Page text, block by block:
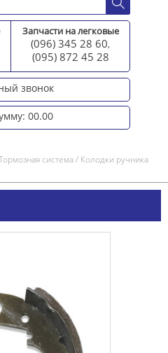
Запчасти на легковые
(096) 345 28 60,
(095) 872 45 28
звонок
00.00
система/ Колодки ручника